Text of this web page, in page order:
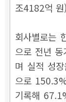
조4182억
회사별로는
으로 전년
며 실적 성
으로
기록해